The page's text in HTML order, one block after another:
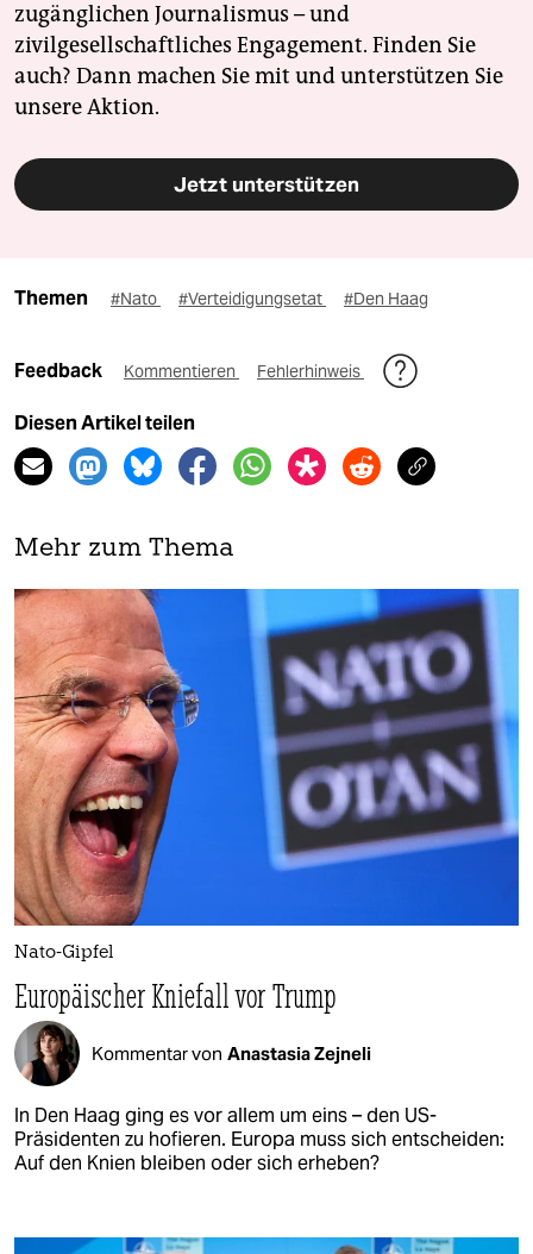
zugänglichen Journalismus – und
zivilgesellschaftliches Engagement. Finden Sie
auch? Dann machen Sie mit und unterstützen Sie
unsere Aktion.
Jetzt unterstützen
Themen #Nato #Verteidigungsetat #Den Haag
Feedback Kommentieren Fehlerhinweis
Diesen Artikel teilen
Mehr zum Thema
Nato-Gipfel
Europäischer Kniefall vor Trump
Kommentar von Anastasia Zejneli
In Den Haag ging es vor allem um eins – den US-
Präsidenten zu hofieren. Europa muss sich entscheiden:
Auf den Knien bleiben oder sich erheben?